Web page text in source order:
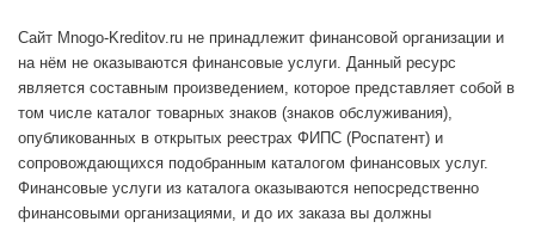
Сайт Mnogo-Kreditov.ru не принадлежит финансовой организации и
на нём не оказываются финансовые услуги. Данный ресурс
является составным произведением, которое представляет собой в
том числе каталог товарных знаков (знаков обслуживания),
опубликованных в открытых реестрах ФИПС (Роспатент) и
сопровождающихся подобранным каталогом финансовых услуг.
Финансовые услуги из каталога оказываются непосредственно
финансовыми организациями, и до их заказа вы должны